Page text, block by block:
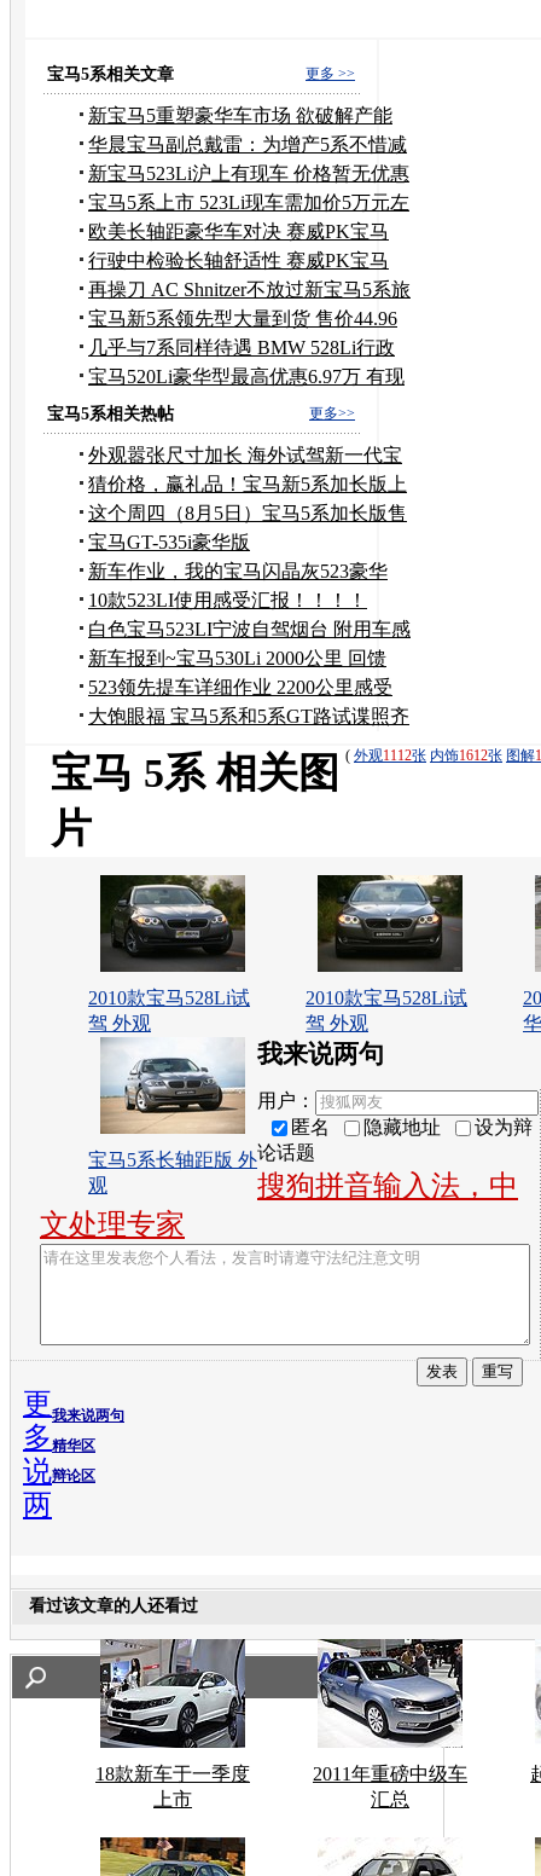
更多 >>
宝马5系相关文章
新宝马5重塑豪华车市场 欲破解产能
困局
华晨宝马副总戴雷：为增产5系不惜减
产3系
新宝马523Li沪上有现车 价格暂无优惠
宝马5系上市 523Li现车需加价5万元左
右
欧美长轴距豪华车对决 赛威PK宝马
528Li
行驶中检验长轴舒适性 赛威PK宝马
528Li
再操刀 AC Shnitzer不放过新宝马5系旅
行版
宝马新5系领先型大量到货 售价44.96
万元
几乎与7系同样待遇 BMW 528Li行政
+激情
宝马520Li豪华型最高优惠6.97万 有现
车
更多>>
宝马5系相关热帖
外观嚣张尺寸加长 海外试驾新一代宝
马5系535i
猜价格，赢礼品！宝马新5系加长版上
市价格有奖竞猜
这个周四（8月5日）宝马5系加长版售
价对外发布
宝马GT-535i豪华版
新车作业，我的宝马闪晶灰523豪华
版，多图。
10款523LI使用感受汇报！！！！
白色宝马523LI宁波自驾烟台 附用车感
受
新车报到~宝马530Li 2000公里 回馈
523领先提车详细作业 2200公里感受
大饱眼福 宝马5系和5系GT路试谍照齐
( 外观1112张 内饰1612张 图解
宝马 5系 相关图
片
2010款宝马528Li试
驾 外观
2010款宝马528Li试
驾 外观
宝马5系长轴距版 外
观
我来说两句
用户：
匿名
隐藏地址
设为辩
论话题
搜狗拼音输入法，中
文处理专家
我来说两句
精华区
辩论区
更
多
说
两
看过该文章的人还看过
18款新车于一季度
上市
2011年重磅中级车
汇总